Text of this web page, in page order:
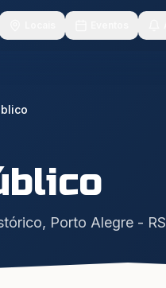
, Porto Alegre - RS